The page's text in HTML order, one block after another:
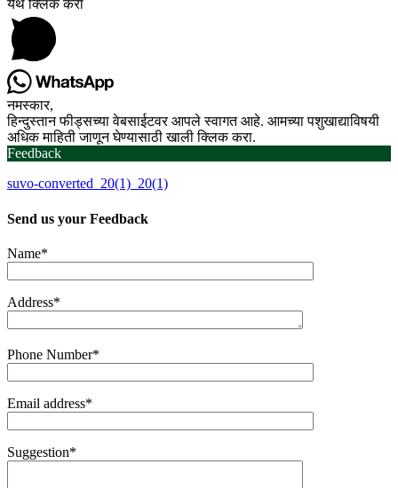
येथे क्लिक करा
नमस्कार,
हिन्दुस्तान फीड्सच्या वेबसाईटवर आपले स्वागत आहे. आमच्या पशुखाद्याविषयी
अधिक माहिती जाणून घेण्यासाठी खाली क्लिक करा.
Feedback
suvo-converted_20(1)_20(1)
Send us your Feedback
Name*
Address*
Phone Number*
Email address*
Suggestion*